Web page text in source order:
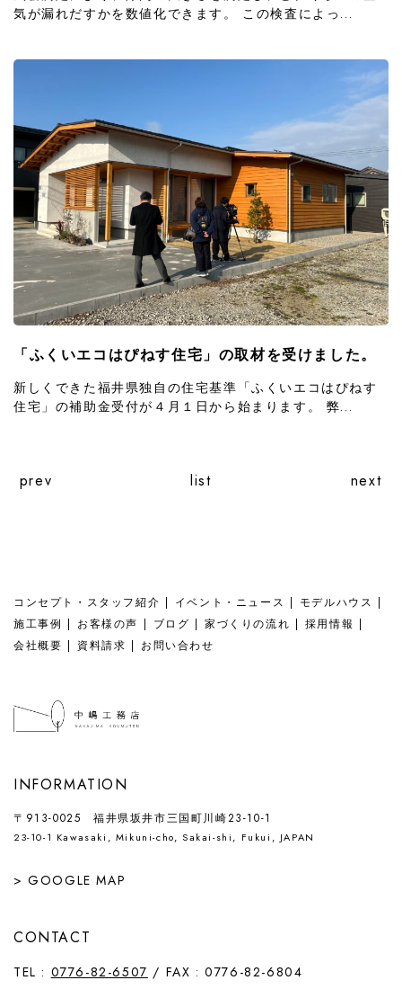
気が漏れだすかを数値化できます。 この検査によっ...
「ふくいエコはぴねす住宅」の取材を受けました。
新しくできた福井県独自の住宅基準「ふくいエコはぴねす
住宅」の補助金受付が４月１日から始まります。 弊...
prev list next
コンセプト・スタッフ紹介 イベント・ニュース
モデルハウス
施工事例
お客様の声 ブログ 家づくりの流れ
採用情報
会社概要
資料請求 お問い合わせ
INFORMATION
〒913-0025 福井県坂井市三国町川崎23-10-1
23-10-1 Kawasaki, Mikuni-cho, Sakai-shi, Fukui, JAPAN
> GOOGLE MAP
CONTACT
TEL : 0776-82-6507 / FAX : 0776-82-6804